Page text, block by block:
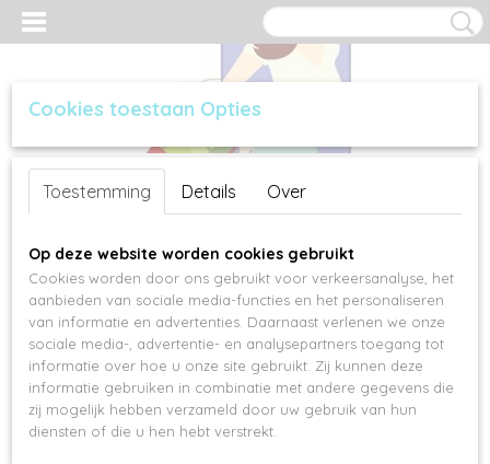
Inloggen Registreren
Cookies toestaan Opties
Toestemming Details Over
Op deze website worden cookies gebruikt
Cookies worden door ons gebruikt voor verkeersanalyse, het
aanbieden van sociale media-functies en het personaliseren
van informatie en advertenties. Daarnaast verlenen we onze
sociale media-, advertentie- en analysepartners toegang tot
informatie over hoe u onze site gebruikt. Zij kunnen deze
informatie gebruiken in combinatie met andere gegevens die
zij mogelijk hebben verzameld door uw gebruik van hun
diensten of die u hen hebt verstrekt.